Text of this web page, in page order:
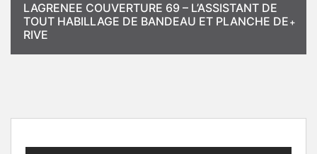
LAGRENEE COUVERTURE 69 – L’ASSISTANT DE
TOUT HABILLAGE DE BANDEAU ET PLANCHE DE
RIVE